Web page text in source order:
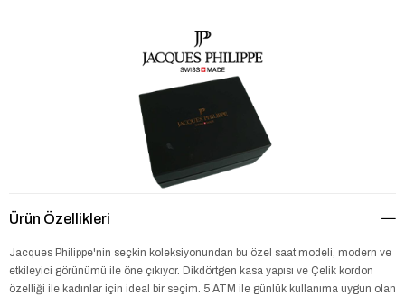
Ürün Özellikleri
Jacques Philippe'nin seçkin koleksiyonundan bu özel saat modeli, modern ve
etkileyici görünümü ile öne çıkıyor. Dikdörtgen kasa yapısı ve Çelik kordon
özelliği ile kadınlar için ideal bir seçim. 5 ATM ile günlük kullanıma uygun olan